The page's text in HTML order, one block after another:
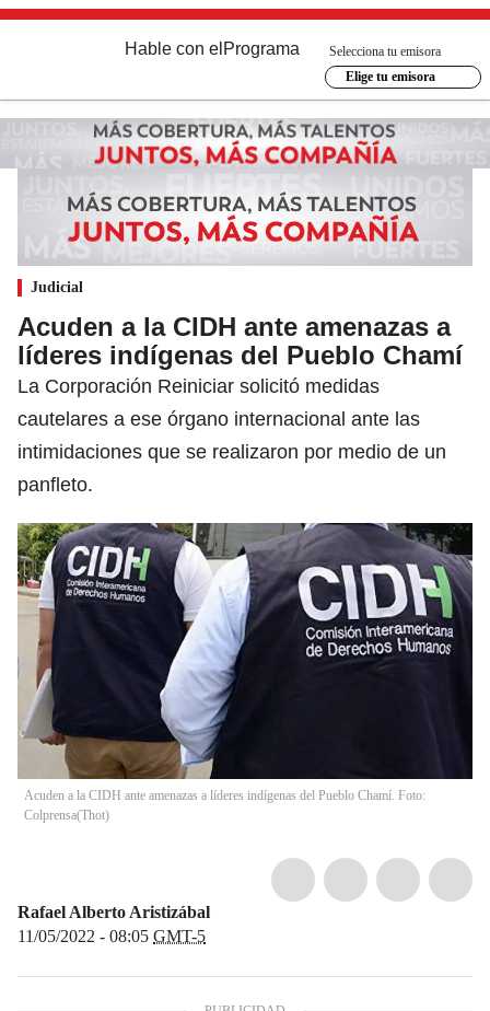
Hable con el Programa
Selecciona tu emisora
Elige tu emisora
Judicial
Acuden a la CIDH ante amenazas a
líderes indígenas del Pueblo Chamí
La Corporación Reiniciar solicitó medidas
cautelares a ese órgano internacional ante las
intimidaciones que se realizaron por medio de un
panfleto.
Acuden a la CIDH ante amenazas a líderes indígenas del Pueblo Chamí. Foto:
Colprensa(Thot)
Rafael Alberto Aristizábal
11/05/2022 - 08:05 GMT-5